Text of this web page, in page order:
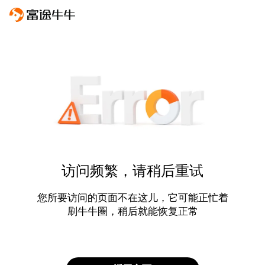
访问频繁，请稍后重试
您所要访问的页面不在这儿，它可能正忙着
刷牛牛圈，稍后就能恢复正常